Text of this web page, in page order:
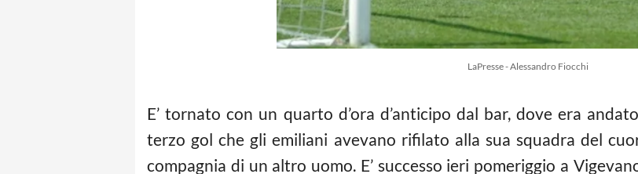
LaPresse - Alessandro Fiocchi
E’ tornato con un quarto d’ora d’anticipo dal bar, dove era
terzo gol che gli emiliani avevano rifilato alla sua squadra del
compagnia di un altro uomo. E’ successo ieri pomeriggio a